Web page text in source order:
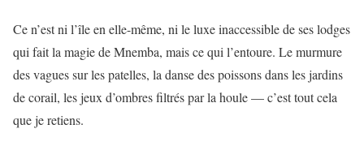
Ce n’est ni l’île en elle-même, ni le luxe inaccessible de ses lodges
qui fait la magie de Mnemba, mais ce qui l’entoure. Le murmure
des vagues sur les patelles, la danse des poissons dans les jardins
de corail, les jeux d’ombres filtrés par la houle — c’est tout cela
que je retiens.